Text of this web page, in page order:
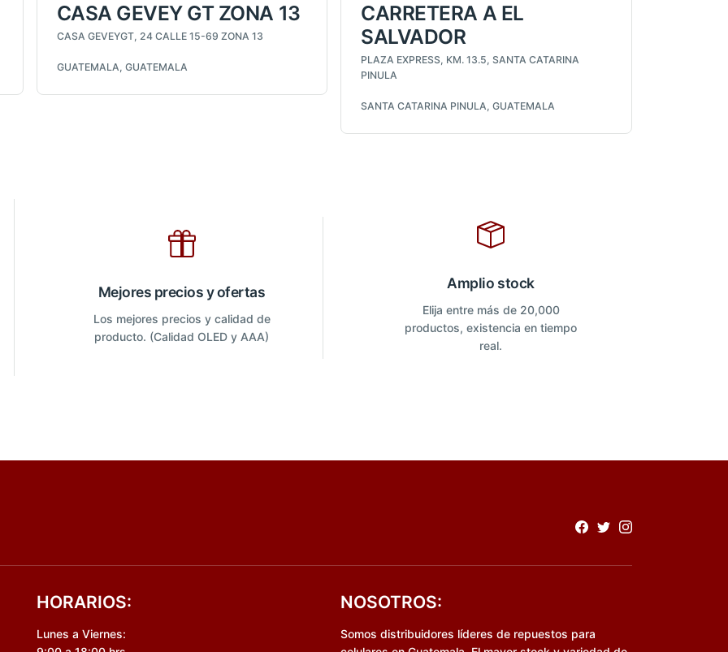
CASA GEVEY GT ZONA 13
CASA GEVEYGT, 24 CALLE 15-69 ZONA 13
GUATEMALA, GUATEMALA
CARRETERA A EL
SALVADOR
PLAZA EXPRESS, KM. 13.5, SANTA CATARINA
PINULA
SANTA CATARINA PINULA, GUATEMALA
Mejores precios y ofertas
Los mejores precios y calidad de
producto. (Calidad OLED y AAA)
Amplio stock
Elija entre más de 20,000
productos, existencia en tiempo
real.
HORARIOS:
Lunes a Viernes:
NOSOTROS:
Somos distribuidores líderes de repuestos para